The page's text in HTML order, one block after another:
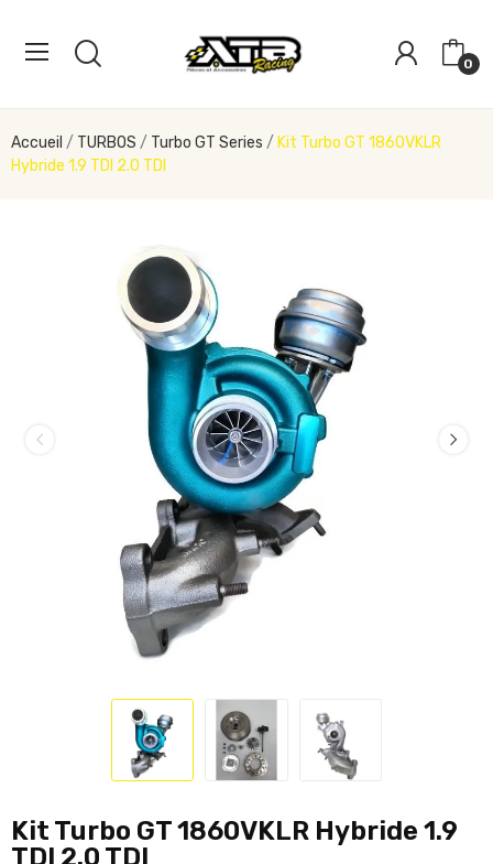
0
Accueil TURBOS Turbo GT Series
Kit Turbo GT 1860VKLR
Hybride 1.9 TDI 2.0 TDI
Kit Turbo GT 1860VKLR Hybride 1.9
TDI 2.0 TDI